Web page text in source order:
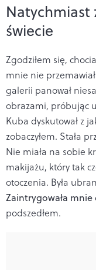
Natychmiast
świecie
Zgodziłem się,
mnie nie
galerii panował
obrazami, próbując
Kuba dyskutował z
zobaczyłem. Stała
Nie miała na sobie
makijażu, który tak
otoczenia. Była
Zaintrygowała
podszedłem.